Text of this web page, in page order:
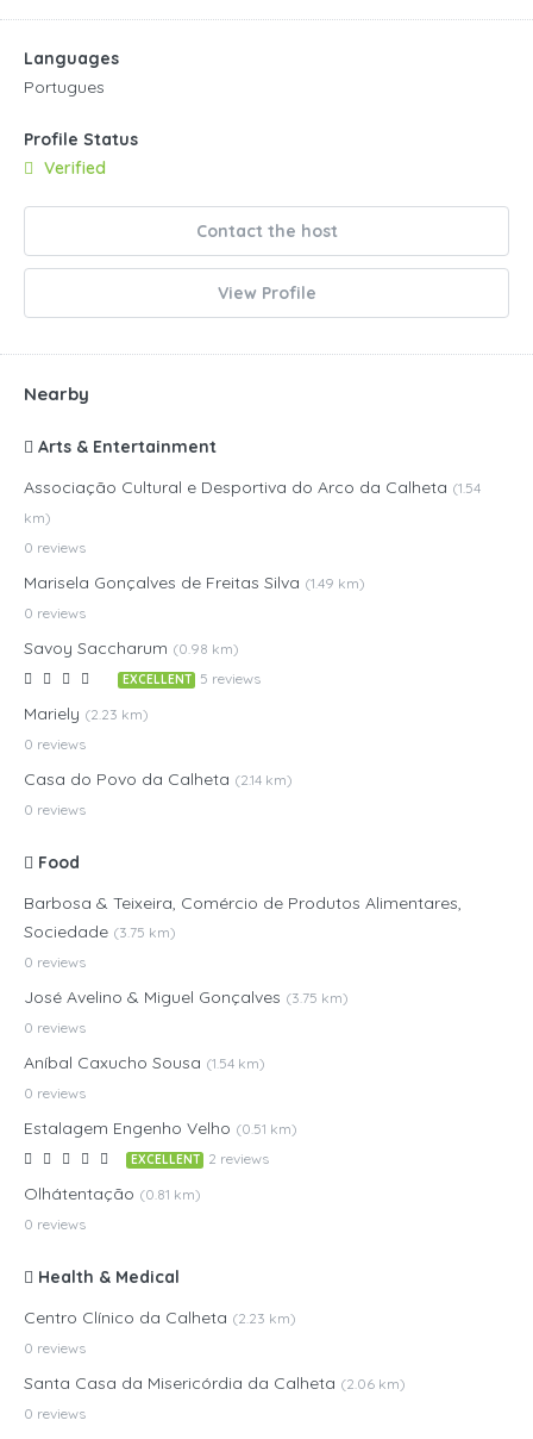
Languages
Portugues
Profile Status
Verified
Contact the host
View Profile
Nearby
Arts & Entertainment
Associação Cultural e Desportiva do Arco da Calheta (1.54
km)
0 reviews
Marisela Gonçalves de Freitas Silva (1.49 km)
0 reviews
Savoy Saccharum (0.98 km)
EXCELLENT 5 reviews
Mariely (2.23 km)
0 reviews
Casa do Povo da Calheta (2.14 km)
0 reviews
Food
Barbosa & Teixeira, Comércio de Produtos Alimentares,
Sociedade (3.75 km)
0 reviews
José Avelino & Miguel Gonçalves (3.75 km)
0 reviews
Aníbal Caxucho Sousa (1.54 km)
0 reviews
Estalagem Engenho Velho (0.51 km)
EXCELLENT 2 reviews
Olhátentação (0.81 km)
0 reviews
Health & Medical
Centro Clínico da Calheta (2.23 km)
0 reviews
Santa Casa da Misericórdia da Calheta (2.06 km)
0 reviews